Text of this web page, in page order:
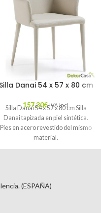
Silla Danai 54 x 57 x 80 cm
157,30€ IVA Incl.
Silla Danai 54 x 57 x 80 cm Silla
Danai tapizada en piel sintética.
Pies en acero revestido del mismo
material.
(ESPAÑA)